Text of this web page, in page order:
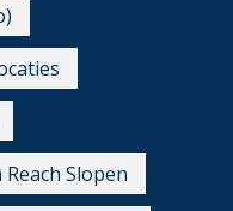
Reach Slopen